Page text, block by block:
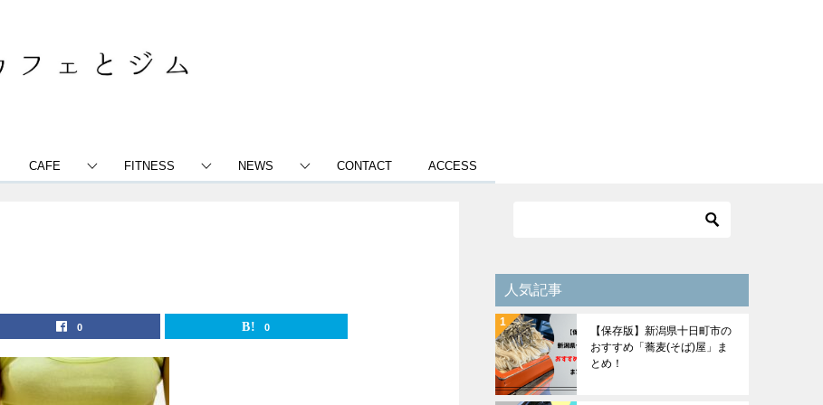
CAFE FITNESS NEWS CONTACT ACCESS
0 0
人気記事
【保存版】新潟県十日町市の
おすすめ「蕎麦(そば)屋」ま
とめ！